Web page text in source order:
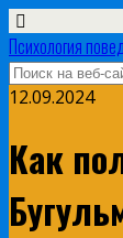
Психология
12.09.2024
Как